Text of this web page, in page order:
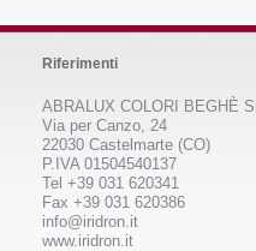
Riferimenti
ABRALUX COLORI BEGHÈ
Via per Canzo, 24
22030 Castelmarte (CO)
P.IVA 01504540137
Tel +39 031 620341
Fax +39 031 620386
info@iridron.it
www.iridron.it